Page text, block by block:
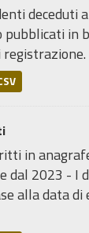
deceduti
pubblicati in
in
dal 2023 - I
alla data di